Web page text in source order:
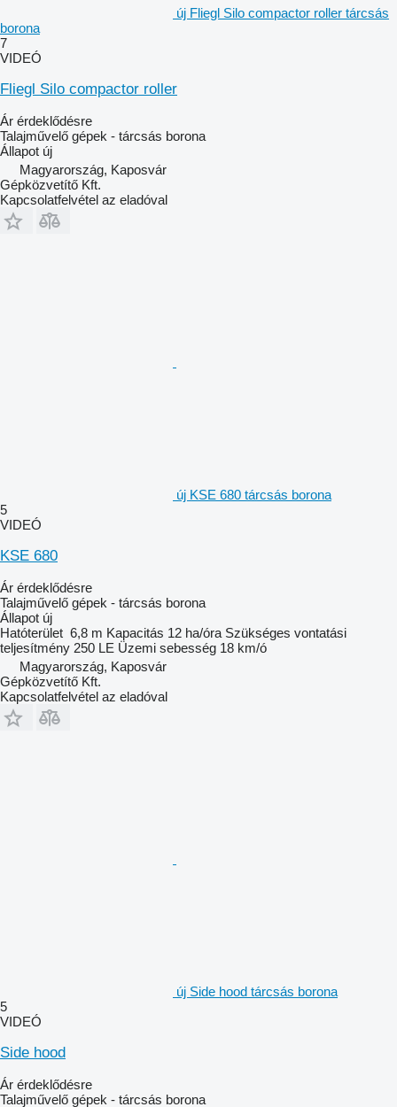
új Fliegl Silo compactor roller tárcsás
borona
7
VIDEÓ
Fliegl Silo compactor roller
Ár érdeklődésre
Talajművelő gépek - tárcsás borona
Állapot új
Magyarország, Kaposvár
Gépközvetítő Kft.
Kapcsolatfelvétel az eladóval
új KSE 680 tárcsás borona
5
VIDEÓ
KSE 680
Ár érdeklődésre
Talajművelő gépek - tárcsás borona
Állapot új
Hatóterület 6,8 m Kapacitás 12 ha/óra Szükséges vontatási
teljesítmény 250 LE Üzemi sebesség 18 km/ó
Magyarország, Kaposvár
Gépközvetítő Kft.
Kapcsolatfelvétel az eladóval
új Side hood tárcsás borona
5
VIDEÓ
Side hood
Ár érdeklődésre
Talajművelő gépek - tárcsás borona